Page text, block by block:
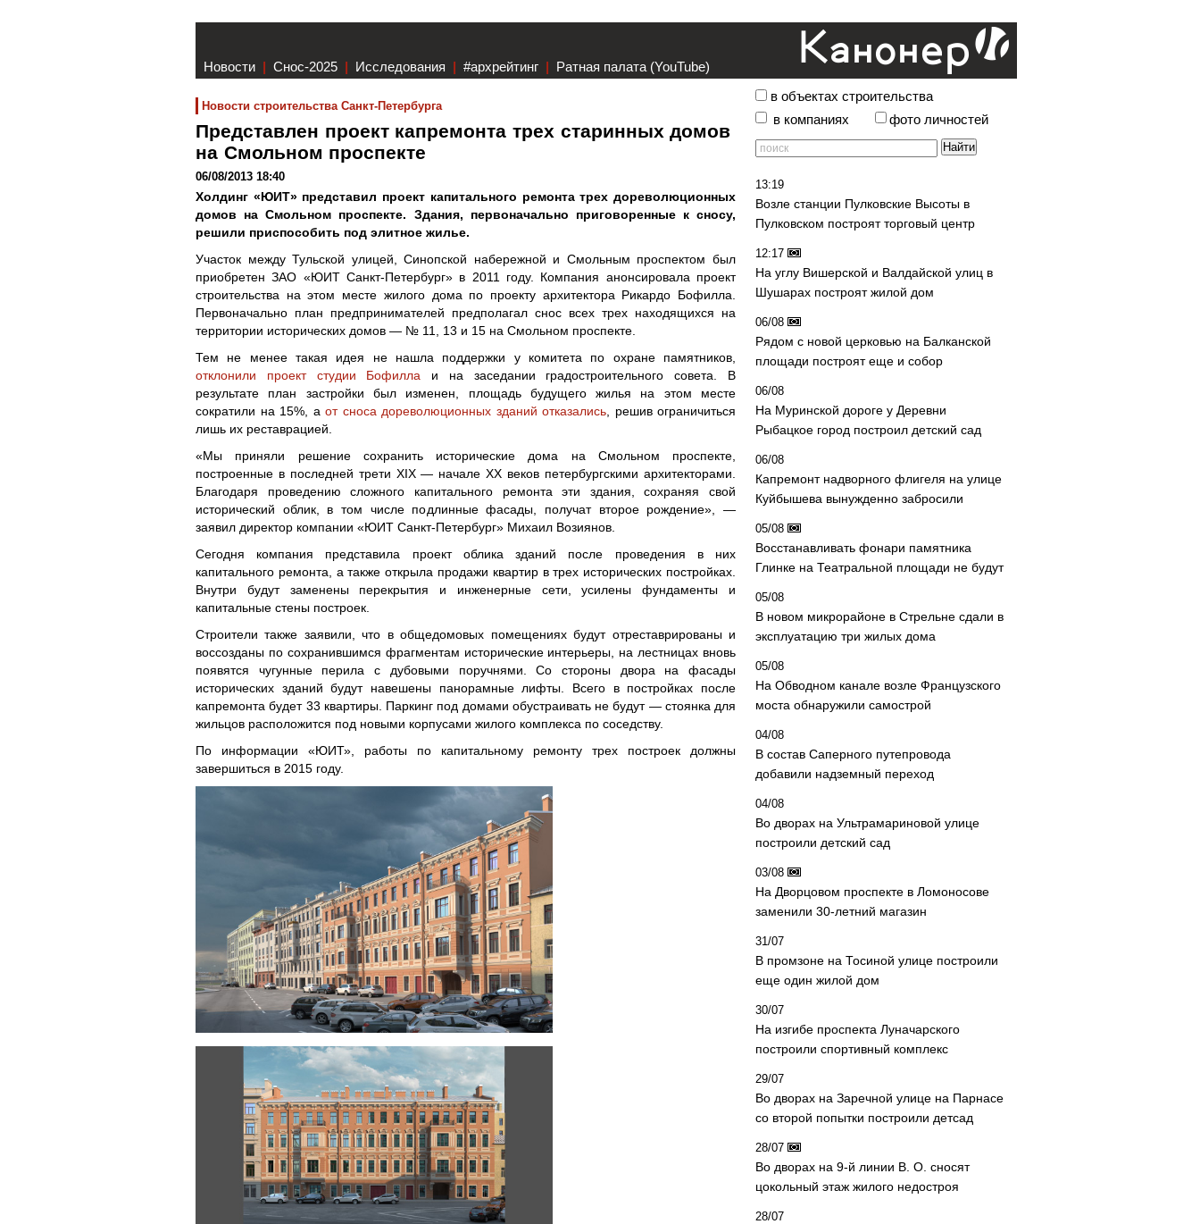
Новости | Снос-2025 | Исследования | #архрейтинг | Ратная палата (YouTube)
Новости строительства Санкт-Петербурга
Представлен проект капремонта трех старинных домов
на Смольном проспекте
06/08/2013 18:40
Холдинг «ЮИТ» представил проект капитального ремонта трех дореволюционных
домов на Смольном проспекте. Здания, первоначально приговоренные к сносу,
решили приспособить под элитное жилье.
Участок между Тульской улицей, Синопской набережной и Смольным проспектом был
приобретен ЗАО «ЮИТ Санкт-Петербург» в 2011 году. Компания анонсировала проект
строительства на этом месте жилого дома по проекту архитектора Рикардо Бофилла.
Первоначально план предпринимателей предполагал снос всех трех находящихся на
территории исторических домов — № 11, 13 и 15 на Смольном проспекте.
Тем не менее такая идея не нашла поддержки у комитета по охране памятников,
отклонили проект студии Бофилла и на заседании градостроительного совета. В
результате план застройки был изменен, площадь будущего жилья на этом месте
сократили на 15%, а от сноса дореволюционных зданий отказались , решив ограничиться
лишь их реставрацией.
«Мы приняли решение сохранить исторические дома на Смольном проспекте,
построенные в последней трети XIX — начале XX веков петербургскими архитекторами.
Благодаря проведению сложного капитального ремонта эти здания, сохраняя свой
исторический облик, в том числе подлинные фасады, получат второе рождение», —
заявил директор компании «ЮИТ Санкт-Петербург» Михаил Возиянов.
Сегодня компания представила проект облика зданий после проведения в них
капитального ремонта, а также открыла продажи квартир в трех исторических постройках.
Внутри будут заменены перекрытия и инженерные сети, усилены фундаменты и
капитальные стены построек.
Строители также заявили, что в общедомовых помещениях будут отреставрированы и
воссозданы по сохранившимся фрагментам исторические интерьеры, на лестницах вновь
появятся чугунные перила с дубовыми поручнями. Со стороны двора на фасады
исторических зданий будут навешены панорамные лифты. Всего в постройках после
капремонта будет 33 квартиры. Паркинг под домами обустраивать не будут — стоянка для
жильцов расположится под новыми корпусами жилого комплекса по соседству.
По информации «ЮИТ», работы по капитальному ремонту трех построек должны
завершиться в 2015 году.
в объектах строительства
в компаниях
фото личностей
13:19
Возле станции Пулковские Высоты в
Пулковском построят торговый центр
12:17
На углу Вишерской и Валдайской улиц в
Шушарах построят жилой дом
06/08
Рядом с новой церковью на Балканской
площади построят еще и собор
06/08
На Муринской дороге у Деревни
Рыбацкое город построил детский сад
06/08
Капремонт надворного флигеля на улице
Куйбышева вынужденно забросили
05/08
Восстанавливать фонари памятника
Глинке на Театральной площади не будут
05/08
В новом микрорайоне в Стрельне сдали в
эксплуатацию три жилых дома
05/08
На Обводном канале возле Французского
моста обнаружили самострой
04/08
В состав Саперного путепровода
добавили надземный переход
04/08
Во дворах на Ультрамариновой улице
построили детский сад
03/08
На Дворцовом проспекте в Ломоносове
заменили 30-летний магазин
31/07
В промзоне на Тосиной улице построили
еще один жилой дом
30/07
На изгибе проспекта Луначарского
построили спортивный комплекс
29/07
Во дворах на Заречной улице на Парнасе
со второй попытки построили детсад
28/07
Во дворах на 9-й линии В. О. сносят
цокольный этаж жилого недостроя
28/07